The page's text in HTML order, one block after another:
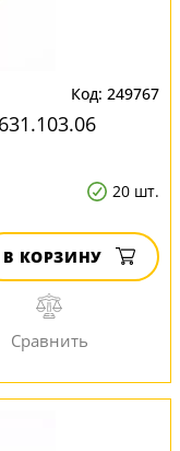
249767
20 шт.
В КОРЗИНУ